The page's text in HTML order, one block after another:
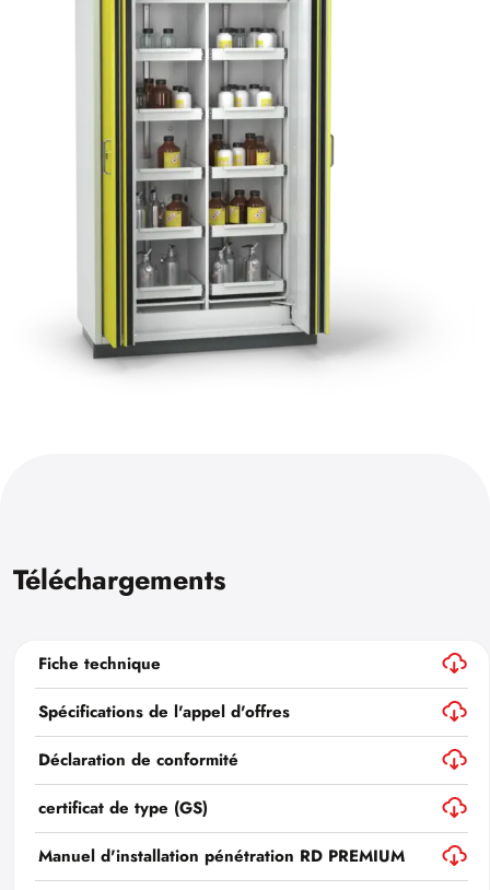
Téléchargements
Fiche technique
Spécifications de l'appel d'offres
Déclaration de conformité
certificat de type (GS)
Manuel d'installation pénétration RD PREMIUM